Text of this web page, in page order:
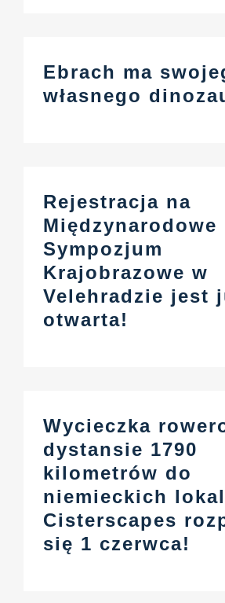
Ebrach ma
własnego
Rejestracja na
Międzynarodowe
Sympozjum
Krajobrazowe w
Velehradzie jest
otwarta!
Wycieczka
dystansie 1790
kilometrów do
niemieckich
Cisterscapes
się 1 czerwca!